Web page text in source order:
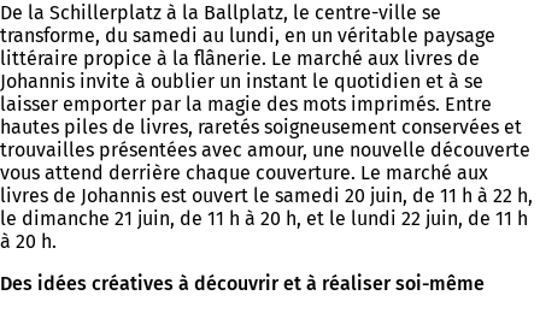
De la Schillerplatz à la Ballplatz, le centre-ville se
transforme, du samedi au lundi, en un véritable paysage
littéraire propice à la flânerie. Le marché aux livres de
Johannis invite à oublier un instant le quotidien et à se
laisser emporter par la magie des mots imprimés. Entre
hautes piles de livres, raretés soigneusement conservées et
trouvailles présentées avec amour, une nouvelle découverte
vous attend derrière chaque couverture. Le marché aux
livres de Johannis est ouvert le samedi 20 juin, de 11 h à 22 h,
le dimanche 21 juin, de 11 h à 20 h, et le lundi 22 juin, de 11 h
à 20 h.
Des idées créatives à découvrir et à réaliser soi-même